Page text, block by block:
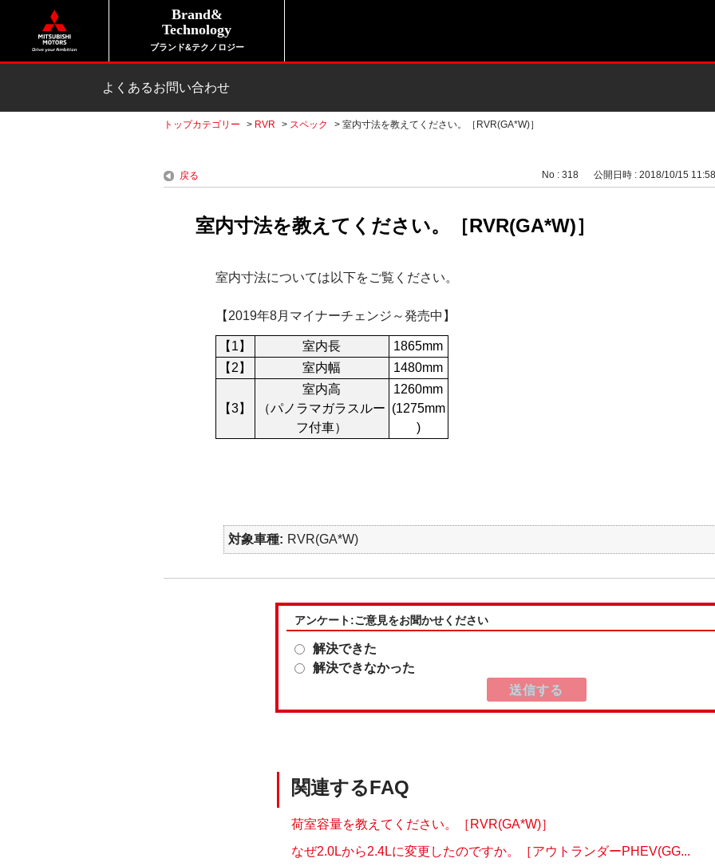
Brand&
Technology
ブランド&テクノロジー
よくあるお問い合わせ
トップカテゴリー > RVR > スペック > 室内寸法を教えてください。［RVR(GA*W)］
戻る No : 318 公開日時 : 2018/10/15 11:58
室内寸法を教えてください。［RVR(GA*W)］
室内寸法については以下をご覧ください。
【2019年8月マイナーチェンジ～発売中】
【1】 室内長
1865mm
【2】
室内幅 1480mm
【3】
室内高
（パノラマガラスルー
フ付車）
1260mm
(1275mm
)
対象車種 RVR(GA*W)
アンケート:ご意見をお聞かせください
解決できた
解決できなかった
関連するFAQ
荷室容量を教えてください。［RVR(GA*W)］
なぜ2.0Lから2.4Lに変更したのですか。［アウトランダーPHEV(GG...